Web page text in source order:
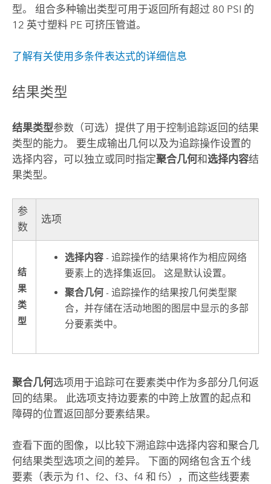
型。 组合多种输出类型可用于返回所有超过 80 PSI 的
12 英寸塑料 PE 可挤压管道。
了解有关使用多条件表达式的详细信息
结果类型
结果类型参数（可选）提供了用于控制追踪返回的结果
类型的能力。 要生成输出几何以及为追踪操作设置的
选择内容，可以独立或同时指定聚合几何和选择内容结
果类型。
参
数
选项
结
果
类
型
选择内容 - 追踪操作的结果将作为相应网络
要素上的选择集返回。 这是默认设置。
聚合几何 - 追踪操作的结果按几何类型聚
合，并存储在活动地图的图层中显示的多部
分要素类中。
聚合几何选项用于追踪可在要素类中作为多部分几何返
回的结果。 此选项支持边要素的中跨上放置的起点和
障碍的位置返回部分要素结果。
查看下面的图像，以比较下溯追踪中选择内容和聚合几
何结果类型选项之间的差异。 下面的网络包含五个线
要素（表示为 f1、f2、f3、f4 和 f5），而这些线要素